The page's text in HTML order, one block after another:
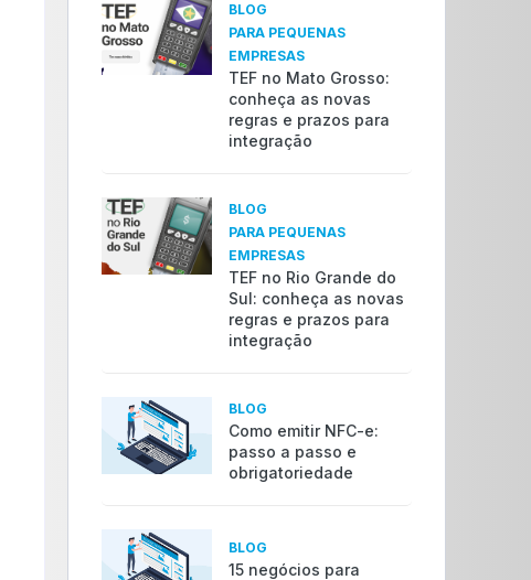
BLOG
PARA PEQUENAS
EMPRESAS
TEF no Mato Grosso:
conheça as novas
regras e prazos para
integração
BLOG
PARA PEQUENAS
EMPRESAS
TEF no Rio Grande do
Sul: conheça as novas
regras e prazos para
integração
BLOG
Como emitir NFC-e:
passo a passo e
obrigatoriedade
BLOG
15 negócios para